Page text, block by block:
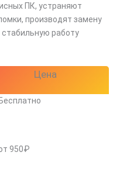
ПК, устраняют
производят замену
работу
Цена
Бесплатно
950₽